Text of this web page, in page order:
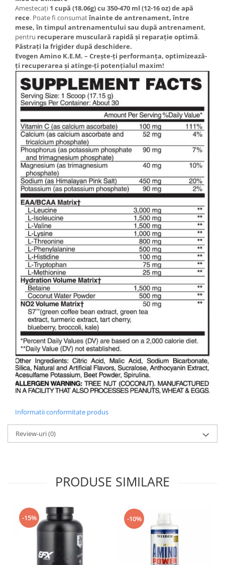
Amestecați 1 cupă (18.06g) cu 350-470 ml (12-16 oz) de apă
rece. Poate fi consumatînainte de antrenament, între
mese, în timpul antrenamentului sau după antrenament,
pentru recuperare musculară rapidă și reparație optimă.
Păstrați la frigider după deschidere.
Evogen Amino K.E.M. – Crește-ți performanța, optimizează-
ți recuperarea și atinge-ți potențialul maxim!
Informatii conformitate produs
Review-uri(0)
PRODUSE SIMILARE
-15% -10%